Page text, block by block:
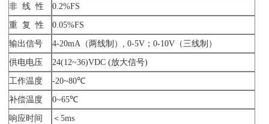
非 线 性
0.2%FS
重 复 性
0.05%FS
输出信号
4-20mA（两线制）, 0-5V；0-10V（三线制）
供电电压
24(12~36)VDC (放大信号)
工作温度
-20~80℃
补偿温度
0~65℃
响应时间
＜5ms